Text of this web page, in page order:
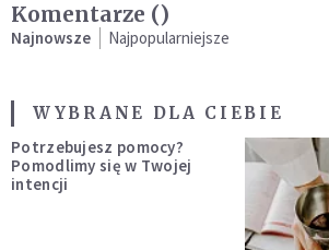
Komentarze ()
Najnowsze Najpopularniejsze
WYBRANE DLA CIEBIE
Potrzebujesz pomocy?
Pomodlimy się w Twojej
intencji